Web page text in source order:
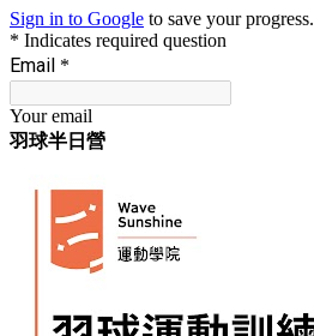
Sign in to Google to save your progress.
* Indicates required question
Email *
Your email
羽球半日營